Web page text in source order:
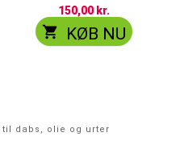
150,00 kr.
 KØB NU
til dabs, olie og urter